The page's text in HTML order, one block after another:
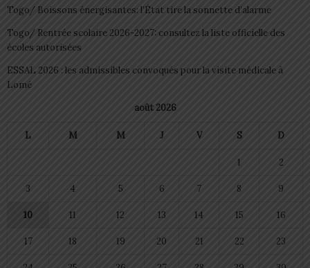
Togo/ Boissons énergisantes: l’État tire la sonnette d’alarme
Togo/ Rentrée scolaire 2026-2027: consultez la liste officielle des
écoles autorisées
ESSAL 2026 : les admissibles convoqués pour la visite médicale à
Lomé
août 2026
L M M J V S D
1 2
3 4 5 6 7 8 9
10 11 12 13 14 15 16
17 18 19 20 21 22 23